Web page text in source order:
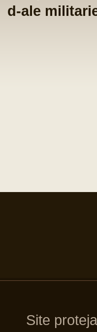
d-ale
Site